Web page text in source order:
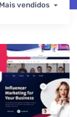
Mais vendidos